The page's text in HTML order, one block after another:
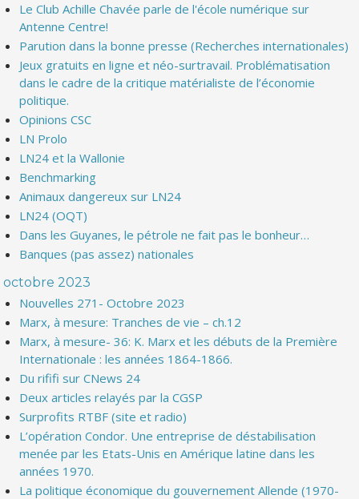
Le Club Achille Chavée parle de l'école numérique sur
Antenne Centre!
Parution dans la bonne presse (Recherches internationales)
Jeux gratuits en ligne et néo-surtravail. Problématisation
dans le cadre de la critique matérialiste de l’économie
politique.
Opinions CSC
LN Prolo
LN24 et la Wallonie
Benchmarking
Animaux dangereux sur LN24
LN24 (OQT)
Dans les Guyanes, le pétrole ne fait pas le bonheur…
Banques (pas assez) nationales
octobre 2023
Nouvelles 271- Octobre 2023
Marx, à mesure: Tranches de vie – ch.12
Marx, à mesure- 36: K. Marx et les débuts de la Première
Internationale : les années 1864-1866.
Du rififi sur CNews 24
Deux articles relayés par la CGSP
Surprofits RTBF (site et radio)
L’opération Condor. Une entreprise de déstabilisation
menée par les Etats-Unis en Amérique latine dans les
années 1970.
La politique économique du gouvernement Allende (1970-